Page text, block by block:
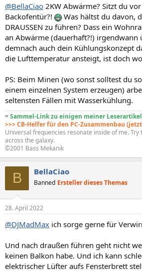
@BellaCiao 2KW Abwärme? Sitzt du
Backofentür?!
Was hältst du davon,
DRAUSSEN zu führen? Dass ein
an Abwärme (dauerhaft?!) irgendwann
demnach auch dein Kühlungskonzept
die Lufttemperatur ansteigt, ist doch
PS: Beim Minen (wo sonst solltest du
einem einzelnen System erzeugen)
seltensten Fällen mit Wasserkühlung.
=Sammel-Link zu einigen meiner
>>> CB-Helfer für den PC-Zusammenbau
Universal frequencies resonate inside of me.
across the galaxy.
©2001 Bass Mekanik
B BellaCiao
Banned Ersteller dieses Themas
28. April 2022
@DJMadMax ich sorge gerne für
Und nach draußen führen geht nicht
keinen Balkon habe. Und ich kann
elektrischer Lüfter aufs Fensterbrett